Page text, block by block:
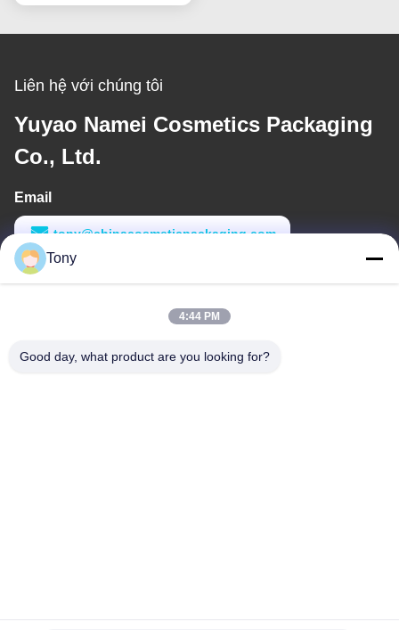
Liên hệ với chúng tôi
Yuyao Namei Cosmetics Packaging
Co., Ltd.
Email
tony@chinacosmeticpackaging.com
Thời gian làm việc
Tony
4:44 PM
Good day, what product are you looking for?